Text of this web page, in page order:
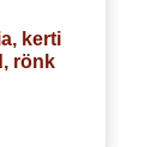
kerti
rönk